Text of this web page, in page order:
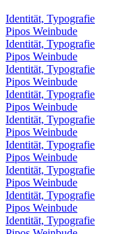
Identität, Typografie
Pipos Weinbude
Identität, Typografie
Pipos Weinbude
Identität, Typografie
Pipos Weinbude
Identität, Typografie
Pipos Weinbude
Identität, Typografie
Pipos Weinbude
Identität, Typografie
Pipos Weinbude
Identität, Typografie
Pipos Weinbude
Identität, Typografie
Pipos Weinbude
Identität, Typografie